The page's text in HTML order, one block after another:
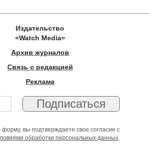
Издательство
«Watch Media»
Архив журналов
Связь с редакцией
Реклама
вы подтверждаете свое согласие с
обработки персональных данных.